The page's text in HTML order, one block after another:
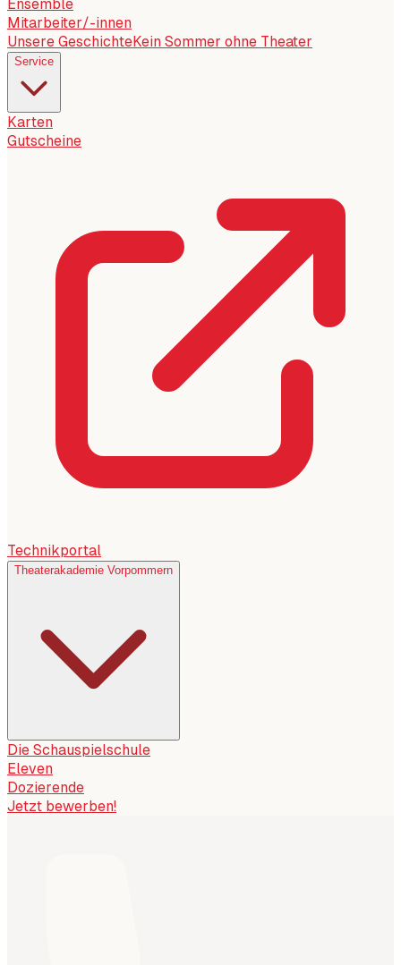
Ensemble
Mitarbeiter/-innen
Unsere GeschichteKein Sommer ohne Theater
Service
Karten
Gutscheine
Technikportal
Theaterakademie Vorpommern
Die Schauspielschule
Eleven
Dozierende
Jetzt bewerben!